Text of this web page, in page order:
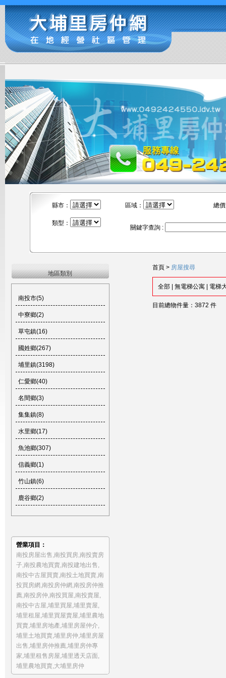
縣市： 區域： 總
類型：
關鍵字查詢 :
地區類別
南投市(5)
中寮鄉(2)
草屯鎮(16)
國姓鄉(267)
埔里鎮(3198)
仁愛鄉(40)
名間鄉(3)
集集鎮(8)
水里鄉(17)
魚池鄉(307)
信義鄉(1)
竹山鎮(6)
鹿谷鄉(2)
營業項目：
南投房屋出售,南投買房,南投賣房
子,南投農地買賣,南投建地出售,
南投中古屋買賣,南投土地買賣,南
投買房網 ,南投房仲網 ,南投房仲推
薦,南投房仲,南投買屋,南投賣屋,
南投中古屋,埔里買屋,埔里賣屋,
埔里租屋,埔里買屋賣屋,埔里農地
買賣,埔里房地產,埔里房屋仲介,
埔里土地買賣,埔里房仲,埔里房屋
出售,埔里房仲推薦,埔里房仲專
家,埔里租售房屋,埔里透天店面,
埔里農地買賣,大埔里房仲
首頁 > 房屋搜尋
全部 無電梯公寓 電梯
目前總物件量：3872 件